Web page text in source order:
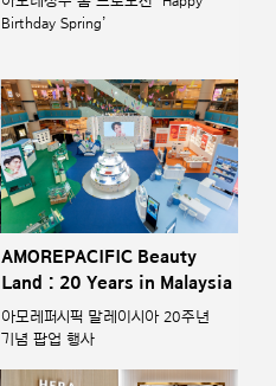
Birthday Spring’
AMOREPACIFIC Beauty
Land : 20 Years in Malaysia
아모레퍼시픽 말레이시아 20주년
기념 팝업 행사